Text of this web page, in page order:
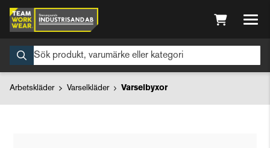
Arbetskläder Varselkläder Varselbyxor